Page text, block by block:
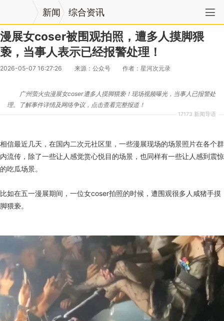
新闻 综合资讯
漫展女coser被围观拍照，遭多人摸脚猥
亵，当事人表示已经报警处理！
2026-05-07 16:27:26 来源：公众号 作者：星河次元录
17173 新闻导语
广州萤火虫漫展女coser遭多人摸脚猥亵！现场视频曝光，当事人已报警处
理。了解事件详情及网络争议，点击查看完整报道！
相信最近几天，在国内二次元社区里，一些漫展现场的场景照片在各个群
内流传，除了一些让人感觉赏心悦目的场景，也同样有一些让人感到震惊
的吃瓜场景。
比如在五一漫展期间，一位女coser拍照的时候，遭围观很多人咸猪手摸
脚猥亵。